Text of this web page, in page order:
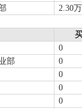
2.30万
0
部
0
0
0
0